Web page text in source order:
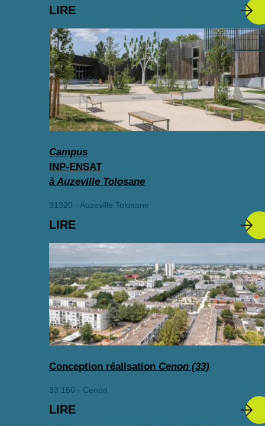
LIRE
Campus
INP-ENSAT
à Auzeville Tolosane
31320 - Auzeville Tolosane
LIRE
Conception réalisation Cenon (33)
33 150 - Cenon
LIRE